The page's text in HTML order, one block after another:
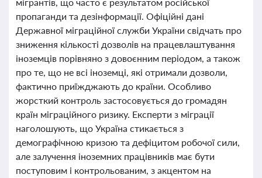
пропаганди та дезінформації. Офіційні дані
Державної міграційної служби України свідчать про
зниження кількості дозволів на працевлаштування
іноземців порівняно з довоєнним періодом, а також
про те, що не всі іноземці, які отримали дозволи,
фактично приїжджають до країни. Особливо
жорсткий контроль застосовується до громадян
країн міграційного ризику. Експерти з міграції
наголошують, що Україна стикається з
демографічною кризою та дефіцитом робочої сили,
але залучення іноземних працівників має бути
поступовим і контрольованим, з акцентом на